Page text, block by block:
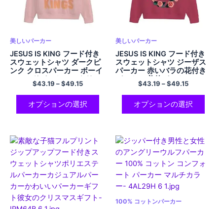
美しいパーカー
JESUS IS KING フード付き
スウェットシャツ ダークピ
ンク クロスパーカー ボーイ
フレンドパーカー ストリー
トパーカー コンフォートポ
リエステル ジップアップ プ
レッピーパーカー 男女兼用
$43.19 –$49.15
オプションの選択
美しいパーカー
JESUS IS KING フード付き
スウェットシャツ ジーザス
パーカー 赤いバラの花付き
パーカー 美的パーカー コン
フォート ストリートウェア
パーカー 男性と女性用 美的
ジップアップ ポリエステル
パーカー
$43.19 –$49.15
オプションの選択
100% コットンパーカー